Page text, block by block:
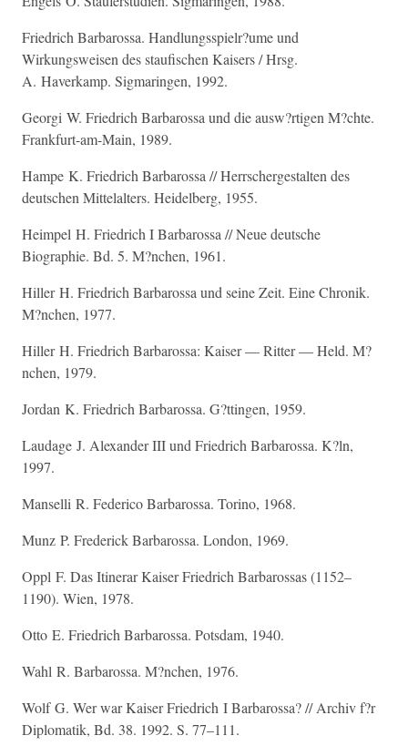
Friedrich Barbarossa. Handlungsspielr?ume und
Wirkungsweisen des staufischen Kaisers / Hrsg.
A. Haverkamp. Sigmaringen, 1992.
Georgi W. Friedrich Barbarossa und die ausw?rtigen M?chte.
Frankfurt-am-Main, 1989.
Hampe K. Friedrich Barbarossa // Herrschergestalten des
deutschen Mittelalters. Heidelberg, 1955.
Heimpel H. Friedrich I Barbarossa // Neue deutsche
Biographie. Bd. 5. M?nchen, 1961.
Hiller H. Friedrich Barbarossa und seine Zeit. Eine Chronik.
M?nchen, 1977.
Hiller H. Friedrich Barbarossa: Kaiser — Ritter — Held. M?
nchen, 1979.
Jordan K. Friedrich Barbarossa. G?ttingen, 1959.
Laudage J. Alexander III und Friedrich Barbarossa. K?ln,
1997.
Manselli R. Federico Barbarossa. Torino, 1968.
Munz P. Frederick Barbarossa. London, 1969.
Oppl F. Das Itinerar Kaiser Friedrich Barbarossas (1152–
1190). Wien, 1978.
Otto E. Friedrich Barbarossa. Potsdam, 1940.
Wahl R. Barbarossa. M?nchen, 1976.
Wolf G. Wer war Kaiser Friedrich I Barbarossa? // Archiv f?r
Diplomatik, Bd. 38. 1992. S. 77–111.